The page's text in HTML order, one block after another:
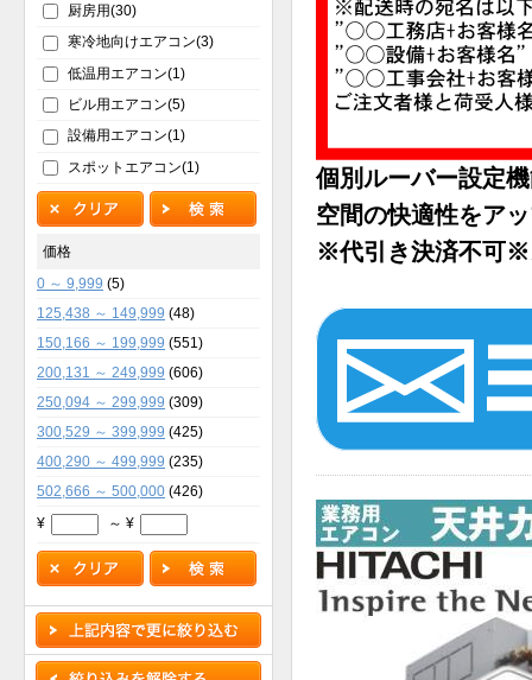
個別ルーバー設定
空間の快適性をア
※代引き決済不可※
厨房用(30)
寒冷地向けエアコン(3)
低温用エアコン(1)
ビル用エアコン(5)
設備用エアコン(1)
スポットエアコン(1)
価格
0 ～ 9,999 (5)
125,438 ～ 149,999 (48)
150,166 ～ 199,999 (551)
200,131 ～ 249,999 (606)
250,094 ～ 299,999 (309)
300,529 ～ 399,999 (425)
400,290 ～ 499,999 (235)
502,666 ～ 500,000 (426)
¥
～ ¥